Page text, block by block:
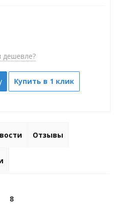
Купить в 1 клик
Отзывы
8